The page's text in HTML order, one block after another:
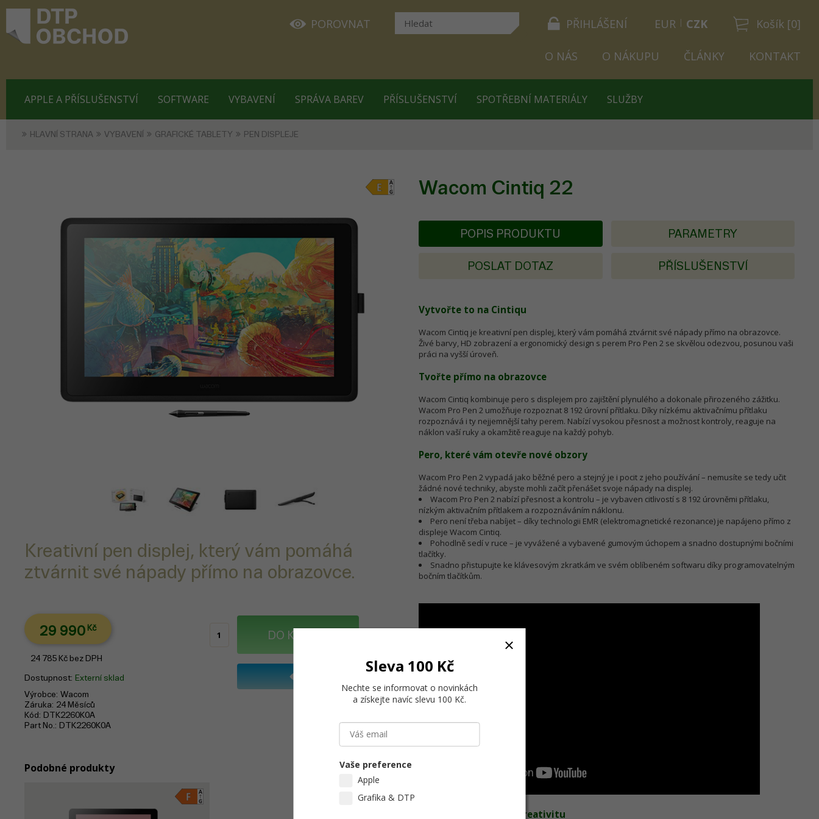
PŘIHLÁŠENÍ Košík [0]
POROVNAT EUR CZK
O NÁS O NÁKUPU ČLÁNKY KONTAKT
APPLE A PŘÍSLUŠENSTVÍ SOFTWARE VYBAVENÍ SPRÁVA BAREV PŘÍSLUŠENSTVÍ SPOTŘEBNÍ MATERIÁLY SLUŽBY
HLAVNÍ STRANA VYBAVENÍ GRAFICKÉ TABLETY PEN DISPLEJE
Wacom Cintiq 22
Kreativní pen displej, který vám pomáhá
ztvárnit své nápady přímo na obrazovce.
29 990 Kč
24 785 Kč bez DPH
Dostupnost Externí sklad
Výrobce Wacom
Záruka 24 Měsíců
Kód
DTK2260K0A
Part No.
DTK2260K0A
DO KOŠÍKU
POPIS PRODUKTU PARAMETRY
POSLAT DOTAZ PŘÍSLUŠENSTVÍ
Vytvořte to na Cintiqu
Wacom Cintiq je kreativní pen displej, který vám pomáhá ztvárnit své nápady přímo na obrazovce.
Živé barvy, HD zobrazení a ergonomický design s perem Pro Pen 2 se skvělou odezvou, posunou vaši
práci na vyšší úroveň.
Tvořte přímo na obrazovce
Wacom Cintiq kombinuje pero s displejem pro zajištění plynulého a dokonale přirozeného zážitku.
Wacom Pro Pen 2 umožňuje rozpoznat 8 192 úrovní přítlaku. Díky nízkému aktivačnímu přítlaku
rozpoznává i ty nejjemnější tahy perem. Nabízí vysokou přesnost a možnost kontroly, reaguje na
náklon vaší ruky a okamžitě reaguje na každý pohyb.
Pero, které vám otevře nové obzory
Wacom Pro Pen 2 vypadá jako běžné pero a stejný je i pocit z jeho používání – nemusíte se tedy učit
žádné nové techniky, abyste mohli začít přenášet svoje nápady na displej.
Wacom Pro Pen 2 nabízí přesnost a kontrolu – je vybaven citlivostí s 8 192 úrovněmi přítlaku,
nízkým aktivačním přítlakem a rozpoznáváním náklonu.
Pero není třeba nabíjet – díky technologii EMR (elektromagnetické rezonance) je napájeno přímo z
displeje Wacom Cintiq.
Pohodlně sedí v ruce – je vyvážené a vybavené gumovým úchopem a snadno dostupnými bočními
tlačítky.
Snadno přistupujte ke klávesovým zkratkám ve svém oblíbeném softwaru díky programovatelným
bočním tlačítkům.
Displej navržený pro kreativitu
Podobné produkty
Sleva 100 Kč
Nechte se informovat o novinkách
a získejte navíc slevu 100 Kč.
Vaše preference
Apple
Grafika & DTP